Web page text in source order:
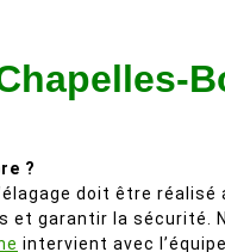
?
doit être
et garantir la sécurité.
intervient avec